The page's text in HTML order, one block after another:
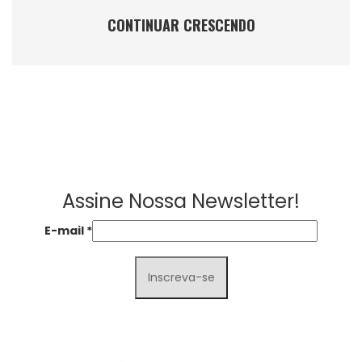
CONTINUAR CRESCENDO
Assine Nossa Newsletter!
E-mail *